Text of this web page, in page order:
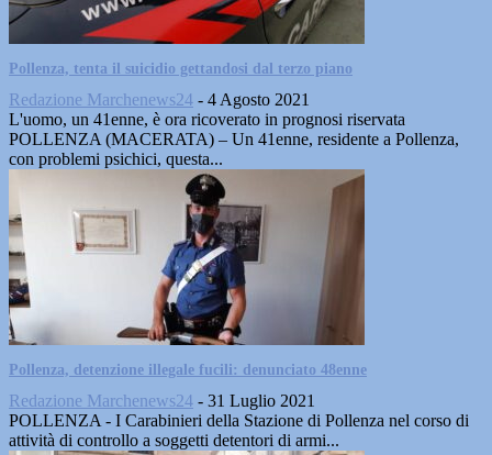
Pollenza, tenta il suicidio gettandosi dal terzo piano
Redazione Marchenews24 - 4 Agosto 2021
L'uomo, un 41enne, è ora ricoverato in prognosi riservata
POLLENZA (MACERATA) – Un 41enne, residente a Pollenza,
con problemi psichici, questa...
Pollenza, detenzione illegale fucili: denunciato 48enne
Redazione Marchenews24 - 31 Luglio 2021
POLLENZA - I Carabinieri della Stazione di Pollenza nel corso di
attività di controllo a soggetti detentori di armi...